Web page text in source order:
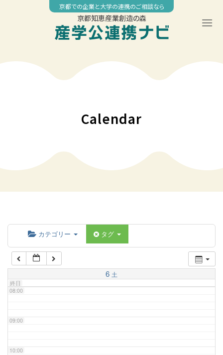
京都での企業と大学の連携のご相談なら
京都知恵産業創造の森
Calendar
カテゴリー タグ
6 土
終日
04:00
07:00
08:00
09:00
10:00